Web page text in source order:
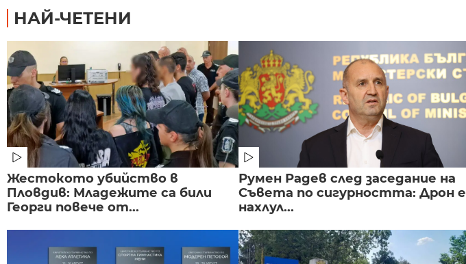
НАЙ-ЧЕТЕНИ
Жестокото убийство в
Пловдив: Младежите са били
Георги повече от...
Румен Радев след заседание на
Съвета по сигурността: Дрон е
нахлул...